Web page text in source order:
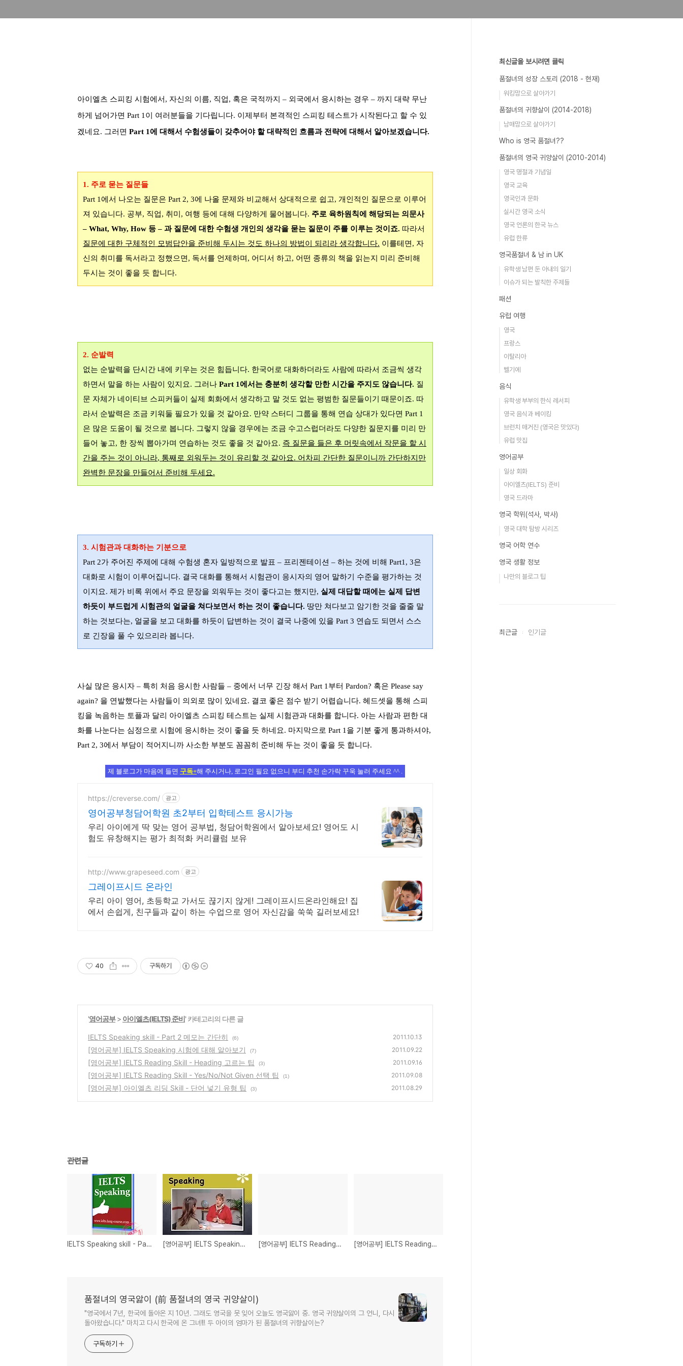
아이엘츠 스피킹 시험에서, 자신의 이름, 직업, 혹은 국적까지 – 외국에서 응시하는 경우 – 까지 대략 무난
하게 넘어가면 Part 1 이 여러분들을 기다립니다. 이제부터 본격적인 스피킹 테스트가 시작된다고 할 수 있
겠네요. 그러면 Part 1에 대해서 수험생들이 갖추어야 할 대략적인 흐름과 전략에 대해서 알아보겠습니다.
1. 주로 묻는 질문들
Part 1에서 나오는 질문은 Part 2, 3에 나올 문제와 비교해서 상대적으로 쉽고, 개인적인 질문으로 이루어
져 있습니다. 공부, 직업, 취미 , 여행 등에 대해 다양하게 물어봅니다. 주로 육하원칙에 해당되는 의문사
– What, Why, How 등– 과 질문에 대한 수험생 개인의 생각을 묻는 질문이 주를 이루는 것이죠. 따라서
질문에 대한 구체적인 모범답안을 준비해 두시는 것도 하나의 방법이 되리라 생각합니다. 이를테면 , 자
신의 취미를 독서라고 정했으면 , 독서를 언제하며 , 어디서 하고, 어떤 종류의 책을 읽는지 미리 준비해
두시는 것이 좋을 듯 합니다.
2. 순발력
없는 순발력을 단시간 내에 키우는 것은 힘듭니다. 한국어로 대화하더라도 사람에 따라서 조금씩 생각
하면서 말을 하는 사람이 있지요. 그러나 Part 1에서는 충분히 생각할 만한 시간을 주지도 않습니다. 질
문 자체가 네이티브 스피커들이 실제 회화에서 생각하고 말 것도 없는 평범한 질문들이기 때문이죠. 따
라서 순발력은 조금 키워둘 필요가 있을 것 같아요. 만약 스터디 그룹을 통해 연습 상대가 있다면 Part 1
은 많은 도움이 될 것으로 봅니다. 그렇지 않을 경우에는 조금 수고스럽더라도 다양한 질문지를 미리 만
들어 놓고, 한 장씩 뽑아가며 연습하는 것도 좋을 것 같아요. 즉 질문을 들은 후 머릿속에서 작문을 할 시
간을 주는 것이 아니라, 통째로 외워두는 것이 유리할 것 같아요. 어차피 간단한 질문이니까 간단하지만
완벽한 문장을 만들어서 준비해 두세요.
3. 시험관과 대화하는 기분으로
Part 2가 주어진 주제에 대해 수험생 혼자 일방적으로 발표 – 프리젠테이션 – 하는 것에 비해 Part1, 3은
대화로 시험이 이루어집니다. 결국 대화를 통해서 시험관이 응시자의 영어 말하기 수준을 평가하는 것
이지요. 제가 비록 위에서 주요 문장을 외워두는 것이 좋다고는 했지만, 실제 대답할 때에는 실제 답변
하듯이 부드럽게 시험관의 얼굴을 쳐다보면서 하는 것이 좋습니다. 땅만 쳐다보고 암기한 것을 줄줄 말
하는 것보다는, 얼굴을 보고 대화를 하듯이 답변하는 것이 결국 나중에 있을 Part 3 연습도 되면서 스스
로 긴장을 풀 수 있으리라 봅니다.
사실 많은 응시자 – 특히 처음 응시한 사람들 – 중에서 너무 긴장 해서 Part 1 부터 Pardon? 혹은 Please say
again? 을 연발했다는 사람들이 의외로 많이 있네요. 결코 좋은 점수 받기 어렵습니다. 헤드셋을 통해 스피
킹을 녹음하는 토플과 달리 아이엘츠 스피킹 테스트는 실제 시험관과 대화를 합니다. 아는 사람과 편한 대
화를 나눈다는 심정으로 시험에 응시하는 것이 좋을 듯 하네요. 마지막으로 Part 1 을 기분 좋게 통과하셔야,
Part 2, 3에서 부담이 적어지니까 사소한 부분도 꼼꼼히 준비해 두는 것이 좋을 듯 합니다.
제 블로그가 마음에 들면 구독+해 주시거나, 로그인 필요 없으니 부디 추천 손가락 꾸욱 눌러 주세요 ^^ .
https://creverse.com/ 광고
영어공부청담어학원 초2부터 입학테스트 응시가능
우리 아이에게 딱 맞는 영어 공부법, 청담어학원에서 알아보세요! 영어도 시
험도 유창해지는 평가 최적화 커리큘럼 보유
http://www.grapeseed.com 광고
그레이프시드 온라인
우리 아이 영어, 초등학교 가서도 끊기지 않게! 그레이프시드온라인해요! 집
에서 손쉽게, 친구들과 같이 하는 수업으로 영어 자신감을 쑥쑥 길러보세요!
40 구독하기
'영어공부> 아이엘츠(IELTS) 준비' 카테고리의 다른 글
IELTS Speaking skill - Part 2 메모는 간단히 (6) 2011.10.13
[영어공부] IELTS Speaking 시험에 대해 알아보기 (7) 2011.09.22
[영어공부] IELTS Reading Skill - Heading 고르는 팁 (3) 2011.09.16
[영어공부] IELTS Reading Skill - Yes/No/Not Given 선택 팁 (1) 2011.09.08
[영어공부] 아이엘츠 리딩 Skill - 단어 넣기 유형 팁 (3) 2011.08.29
관련글
IELTS Speaking skill - Part 2 메모는 간단히 [영어공부] IELTS Speaking 시험에 대해 알아보기 [영어공부] IELTS Reading Skill - Heading 고르는 팁 [영어공부] IELTS Reading Skill - Yes/No/Not Given 선택 팁
품절녀의 영국앓이 (前 품절녀의 영국 귀양살이)
"영국에서 7년, 한국에 돌아온 지 10년. 그래도 영국을 못 잊어 오늘도 영국앓이 중. 영국 귀양살이의 그 언니, 다시
돌아왔습니다." 마치고 다시 한국에 온 그녀!!! 두 아이의 엄마가 된 품절녀의 귀향살이는?
구독하기
최신글을 보시려면 클릭
품절녀의 성장 스토리 (2018 - 현재)
워킹맘으로 살아가기
품절녀의 귀향살이 (2014-2018)
남매맘으로 살아가기
Who is 영국 품절녀??
품절녀의 영국 귀양살이 (2010-2014)
영국 명절과 기념일
영국 교육
영국인과 문화
실시간 영국 소식
영국 언론의 한국 뉴스
유럽 한류
영국품절녀 & 남 in UK
유학생 남편 둔 아내의 일기
이슈가 되는 발칙한 주제들
패션
유럽 여행
영국
프랑스
이탈리아
벨기에
음식
유학생 부부의 한식 레서피
영국 음식과 베이킹
브런치 매거진 (영국은 맛있다)
유럽 맛집
영어공부
일상 회화
아이엘츠(IELTS) 준비
영국 드라마
영국 학위(석사, 박사)
영국 대학 탐방 시리즈
영국 어학 연수
영국 생활 정보
나만의 블로그 팁
최근글 인기글